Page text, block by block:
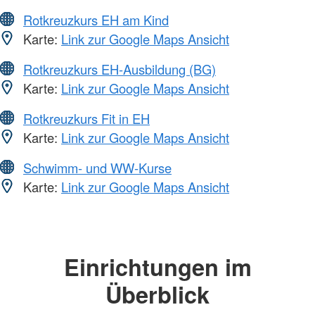
Rotkreuzkurs EH am Kind
Karte: Link zur Google Maps Ansicht
Rotkreuzkurs EH-Ausbildung (BG)
Karte: Link zur Google Maps Ansicht
Rotkreuzkurs Fit in EH
Karte: Link zur Google Maps Ansicht
Schwimm- und WW-Kurse
Karte: Link zur Google Maps Ansicht
Einrichtungen im
Überblick